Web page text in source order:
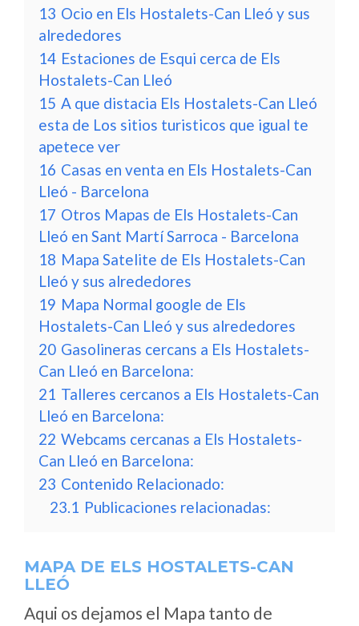
13 Ocio en Els Hostalets-Can Lleó y sus
alrededores
14 Estaciones de Esqui cerca de Els
Hostalets-Can Lleó
15 A que distacia Els Hostalets-Can Lleó
esta de Los sitios turisticos que igual te
apetece ver
16 Casas en venta en Els Hostalets-Can
Lleó - Barcelona
17 Otros Mapas de Els Hostalets-Can
Lleó en Sant Martí Sarroca - Barcelona
18 Mapa Satelite de Els Hostalets-Can
Lleó y sus alrededores
19 Mapa Normal google de Els
Hostalets-Can Lleó y sus alrededores
20 Gasolineras cercans a Els Hostalets-
Can Lleó en Barcelona:
21 Talleres cercanos a Els Hostalets-Can
Lleó en Barcelona:
22 Webcams cercanas a Els Hostalets-
Can Lleó en Barcelona:
23 Contenido Relacionado:
23.1 Publicaciones relacionadas:
MAPA DE ELS HOSTALETS-CAN
LLEÓ
Aqui os dejamos el Mapa tanto de